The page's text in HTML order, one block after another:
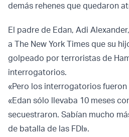
demás rehenes que quedaron
El padre de Edan, Adi
a The New York Times que su
golpeado por terroristas de
interrogatorios.
«Pero los interrogatorios
«Edan sólo llevaba 10 meses
secuestraron. Sabían mucho
de batalla de las FDI».